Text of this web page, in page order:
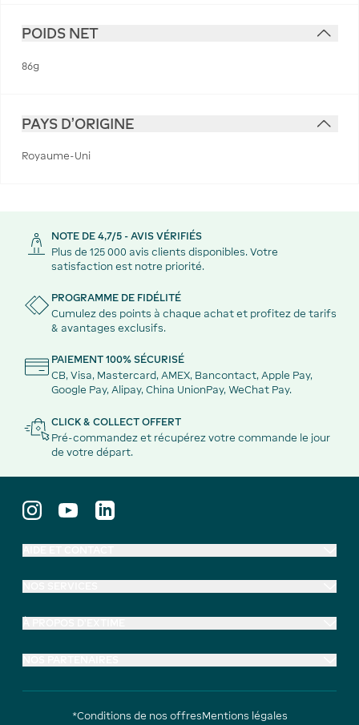
POIDS NET
86g
PAYS D'ORIGINE
Royaume-Uni
NOTE DE 4,7/5 - AVIS VÉRIFIÉS
Plus de 125 000 avis clients disponibles. Votre
satisfaction est notre priorité.
PROGRAMME DE FIDÉLITÉ
Cumulez des points à chaque achat et profitez de tarifs
& avantages exclusifs.
PAIEMENT 100% SÉCURISÉ
CB, Visa, Mastercard, AMEX, Bancontact, Apple Pay,
Google Pay, Alipay, China UnionPay, WeChat Pay.
CLICK & COLLECT OFFERT
Pré-commandez et récupérez votre commande le jour
de votre départ.
*Conditions de nos offresMentions légales